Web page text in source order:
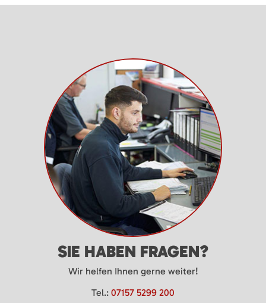
SIE HABEN FRAGEN?
Wir helfen Ihnen gerne weiter!
Tel.: 07157 5299 200